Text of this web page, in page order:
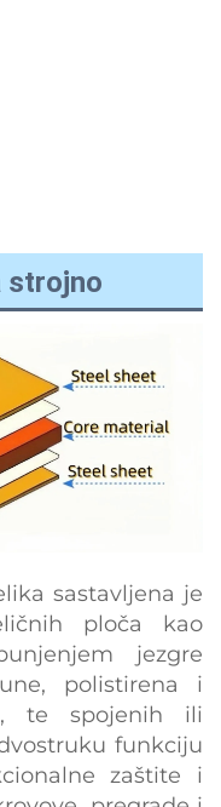
strojno
sastavljena je
ploča kao
jezgre
polistirena i
te spojenih ili
funkciju
zaštite i